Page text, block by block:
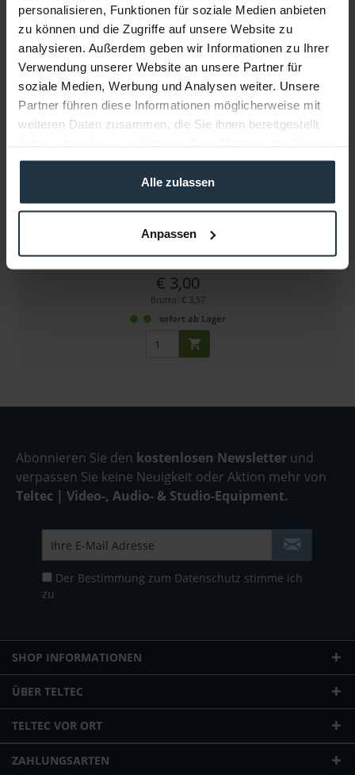
personalisieren, Funktionen für soziale Medien anbieten
zu können und die Zugriffe auf unsere Website zu
analysieren. Außerdem geben wir Informationen zu Ihrer
Verwendung unserer Website an unsere Partner für
soziale Medien, Werbung und Analysen weiter. Unsere
Partner führen diese Informationen möglicherweise mit
weiteren Daten zusammen, die Sie ihnen bereitgestellt
gesammelt haben.
Alle zulassen
Anpassen
Weitere Artikel von Hedbox ansehen
Akkuplatte für Sony NP-F und Sony L-Akkus
€ 3,00
Brutto: € 3,57
sofort ab Lager
Abonnieren Sie den kostenlosen Newsletter und
verpassen Sie keine Neuigkeit oder Aktion mehr von
Teltec | Video-, Audio- & Studio-Equipment.
Der Bestimmung zum Datenschutz stimme ich
zu
SHOP INFORMATIONEN
ÜBER TELTEC
TELTEC VOR ORT
ZAHLUNGSARTEN